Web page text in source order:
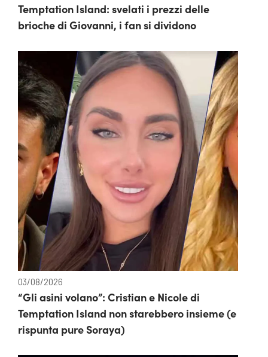
Temptation Island: svelati i prezzi delle
brioche di Giovanni, i fan si dividono
03/08/2026
“Gli asini volano”: Cristian e Nicole di
Temptation Island non starebbero insieme (e
rispunta pure Soraya)